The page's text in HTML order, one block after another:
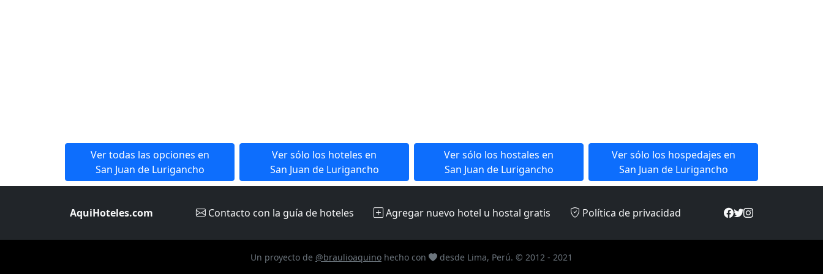
Ver todas las opciones en
San Juan de Lurigancho
Ver sólo los hoteles en
San Juan de Lurigancho
Ver sólo los hostales en
San Juan de Lurigancho
Ver sólo los hospedajes en
San Juan de Lurigancho
AquiHoteles.com Contacto con la guía de hoteles Agregar nuevo hotel u hostal gratis Política de privacidad
Un proyecto de @braulioaquino hecho con desde Lima, Perú. © 2012 - 2021